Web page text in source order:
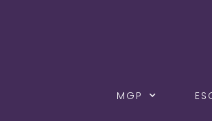
MGP